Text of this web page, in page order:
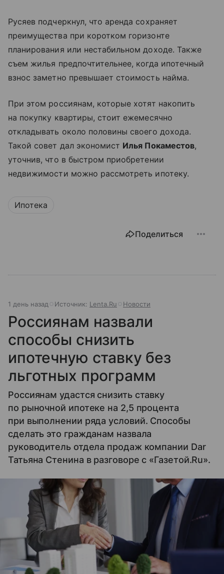
Русяев подчеркнул, что аренда сохраняет
преимущества при коротком горизонте
планирования или нестабильном доходе. Также
съем жилья предпочтительнее, когда ипотечный
взнос заметно превышает стоимость найма.
При этом россиянам, которые хотят накопить
на покупку квартиры, стоит ежемесячно
откладывать около половины своего дохода.
Такой совет дал экономист Илья Покаместов,
уточнив, что в быстром приобретении
недвижимости можно рассмотреть ипотеку.
Ипотека
Поделиться
1 день назад Источник: Lenta.Ru Новости
Россиянам назвали
способы снизить
ипотечную ставку без
льготных программ
Россиянам удастся снизить ставку
по рыночной ипотеке на 2,5 процента
при выполнении ряда условий. Способы
сделать это гражданам назвала
руководитель отдела продаж компании Dar
Татьяна Стенина в разговоре с «Газетой.Ru».